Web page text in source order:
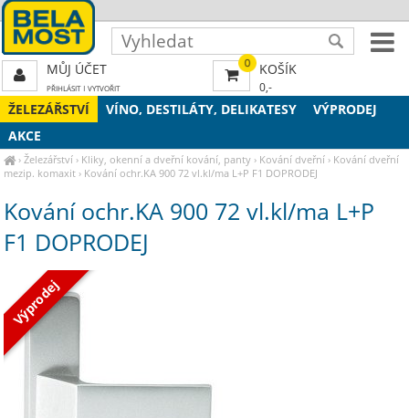
ŽELEZÁŘSTVÍ VÍNO, DESTILÁTY, DELIKATESY
VÝPRODEJ
AKCE
›Železářství › Kliky, okenní a dveřní kování, panty › Kování dveřní › Kování dveřní
mezip. komaxit › Kování ochr.KA 900 72 vl.kl/ma L+P F1 DOPRODEJ
Kování ochr.KA 900 72 vl.kl/ma L+P
F1 DOPRODEJ
Výprodej
0 KOŠÍK
0,-
MŮJ ÚČET
PŘIHLÁSIT| VYTVOŘIT